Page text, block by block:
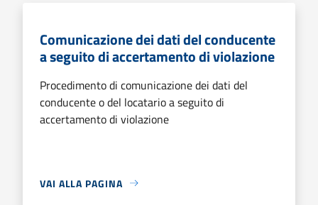
Comunicazione dei dati del conducente
a seguito di accertamento di violazione
Procedimento di comunicazione dei dati del
conducente o del locatario a seguito di
accertamento di violazione
VAI ALLA PAGINA